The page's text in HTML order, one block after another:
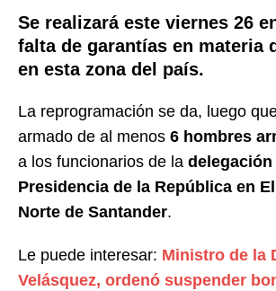
Se realizará este viernes 26
falta de garantías en materia
en esta zona del país.
La reprogramación se da, luego
armado de al menos 6 hombres
a los funcionarios de la delegación
Presidencia de la República en
Norte de Santander.
Le puede interesar: Ministro de la
Velásquez, ordenó suspender